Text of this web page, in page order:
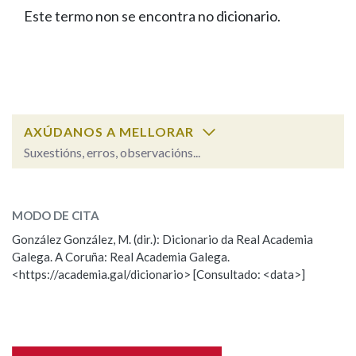
FIGURAS HOMENAXEADAS
PORTAL DAS PALABRAS
Facebook
TwitterYoutubeInstagram
Bluesky
BUSCAR NOS LEMAS
Remata por
BUSCAR NO CONTIDO
Nas definicións
Este termo non se encontra no dicionario.
AXÚDANOS A MELLORAR
Suxestións, erros, observacións...
Observación
Nome
MODO DE CITA
González González, M. (dir.): Dicionario da Real Academia
Galega. A Coruña: Real Academia Galega.
<https://academia.gal/dicionario> [Consultado: <data>]